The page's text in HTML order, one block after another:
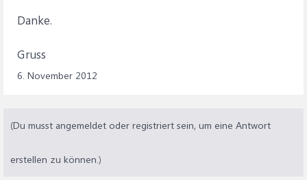
Danke.
Gruss
6. November 2012
(Du musst angemeldet oder registriert sein, um eine Antwort
erstellen zu können.)